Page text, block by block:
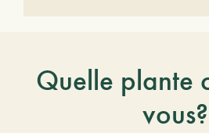
Quelle plante
vous?